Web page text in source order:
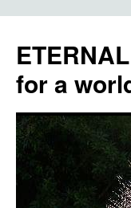
for a